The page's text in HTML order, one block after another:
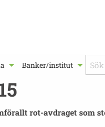
Banker/institut
rot-avdraget som